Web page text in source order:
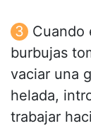
Cuando
burbujas
vaciar una
helada,
trabajar